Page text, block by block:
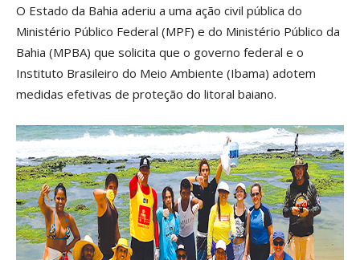
O Estado da Bahia aderiu a uma ação civil pública do
Ministério Público Federal (MPF) e do Ministério Público da
Bahia (MPBA) que solicita que o governo federal e o
Instituto Brasileiro do Meio Ambiente (Ibama) adotem
medidas efetivas de proteção do litoral baiano.